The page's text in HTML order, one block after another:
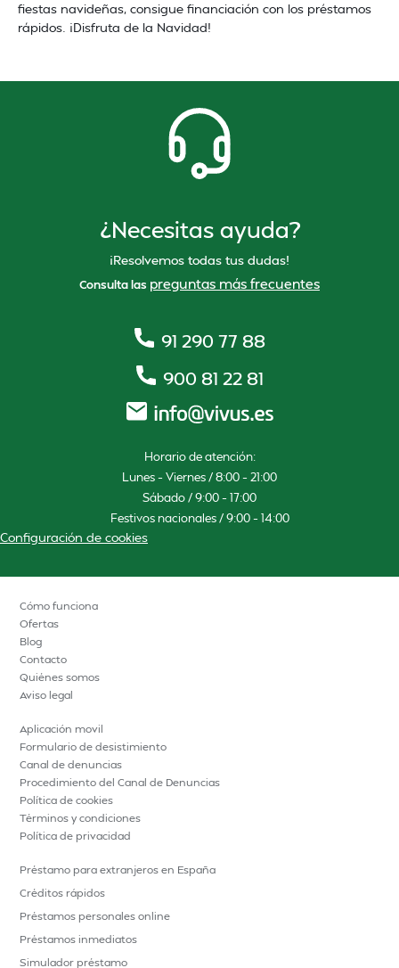
fiestas navideñas, consigue financiación con los préstamos
rápidos. ¡Disfruta de la Navidad!
¿Necesitas ayuda?
¡Resolvemos todas tus dudas!
Consulta las preguntas más frecuentes
91 290 77 88
900 81 22 81
Horario de atención:
Lunes – Viernes / 8:00 – 21:00
Sábado / 9:00 – 17:00
Festivos nacionales / 9:00 – 14:00
Configuración de cookies
Cómo funciona
Ofertas
Blog
Contacto
Quiénes somos
Aviso legal
Aplicación movil
Formulario de desistimiento
Canal de denuncias
Procedimiento del Canal de Denuncias
Política de cookies
Términos y condiciones
Política de privacidad
Préstamo para extranjeros en España
Créditos rápidos
Préstamos personales online
Préstamos inmediatos
Simulador préstamo